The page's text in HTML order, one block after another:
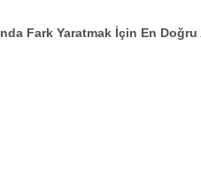
Fark Yaratmak İçin En